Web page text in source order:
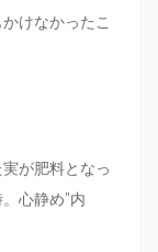
けなかったこ
が肥料となっ
心静め”内